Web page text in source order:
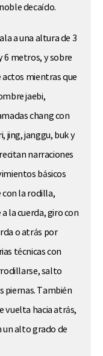
decaído.
a una altura de 3
6 metros, y sobre
mientras que
jaebi,
chang con
jing, janggu, buk y
narraciones
básicos
con la rodilla,
la cuerda, giro con
o atrás por
técnicas con
salto
piernas. También
vuelta hacia atrás,
un alto grado de